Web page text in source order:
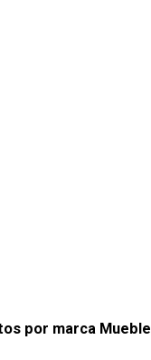
por marca Mueble